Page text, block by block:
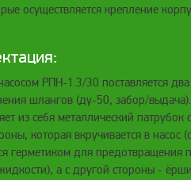
осуществляется крепление
РПН-1.3/30 поставляется
шлангов (ду-50, забор/
из себя металлический патрубок
которая вкручивается в насос
герметиком для предотвращения
а с другой стороны -